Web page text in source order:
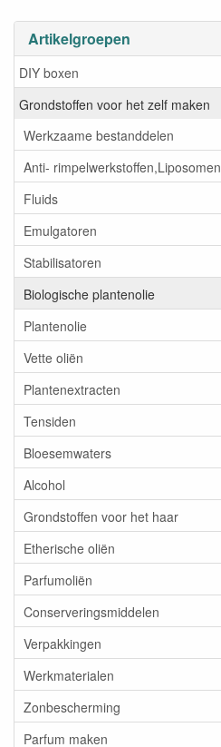
Artikelgroepen
DIY boxen
Grondstoffen voor het zelf maken
Werkzaame bestanddelen
Anti- rimpelwerkstoffen,Liposomen
Fluids
Emulgatoren
Stabilisatoren
Biologische plantenolie
Plantenolie
Vette oliën
Plantenextracten
Tensiden
Bloesemwaters
Alcohol
Grondstoffen voor het haar
Etherische oliën
Parfumoliën
Conserveringsmiddelen
Verpakkingen
Werkmaterialen
Zonbescherming
Parfum maken